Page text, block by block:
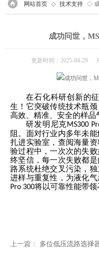
网站首页 ◇ 技术支持 ◇ 成
成功问世，
更新时间：2025-04-29
在石化科研创新的
生！它突破传统技术瓶
高效、精准、安全的样品
研发明尼克MS300
阻。面对行业内多年未
扎进实验室，查阅海量
验过程中，一次次的失
终坚信，每一次失败都是
路系统杜绝交叉污染，
进样与重复性，为液化气
Pro 300将以可靠性能带领
上一篇： 多位低压流路选择